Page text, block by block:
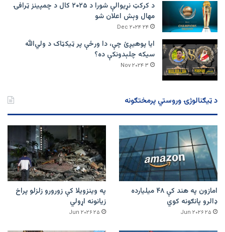
د کرکټ نړیوالې شورا د ۲۰۲۵ کال د چمپینز ټرافۍ
مهال وېش اعلان شو
۲۴ Dec ۲۰۲۴
ایا پوهیږئ چې، دا ورځې پر ټيکټاک د ولي‌الله
سیکه چلېدونکې ده؟
۳ Nov ۲۰۲۴
د ټیګنالوژۍ وروستي پرمختګونه
امازون په هند کې ۴۸ میلیارده
ډالرو پانګونه کوي
۲۵ Jun ۲۰۲۶
په وینزویلا کې زورورو زلزلو پراخ
زیانونه اړولي
۲۵ Jun ۲۰۲۶